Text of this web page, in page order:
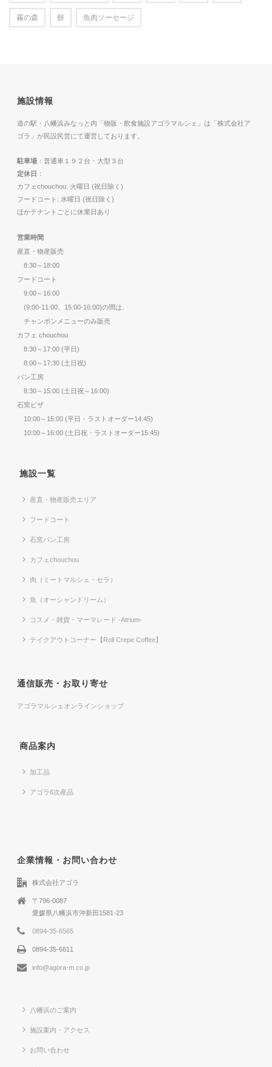
霧の森 餅 魚肉ソーセージ
施設情報
道の駅・八幡浜みなっと内「物販・飲食施設アゴラマルシェ」は「株式会社ア
ゴラ」が民設民営にて運営しております。
駐車場 ：普通車１９２台・大型３台
定休日 ：
カフェchouchou: 火曜日 (祝日除く)
フードコート: 水曜日 (祝日除く)
ほかテナントごとに休業日あり
営業時間
産直・物産販売
8:30～18:00
フードコート
9:00～16:00
(9:00-11:00、15:00-16:00)の間は、
チャンポンメニューのみ販売
カフェ chouchou
8:30～17:00 (平日)
8:00～17:30 (土日祝)
パン工房
8:30～15:00 (土日祝～16:00)
石窯ピザ
10:00～15:00 (平日・ラストオーダー14:45)
10:00～16:00 (土日祝・ラストオーダー15:45)
施設一覧
産直・物産販売エリア
フードコート
石窯パン工房
カフェchouchou
肉（ミートマルシェ・セラ）
魚（オーシャンドリーム）
コスメ・雑貨・マーマレード -Atrium-
テイクアウトコーナー【Roll Crepe Coffee】
通信販売・お取り寄せ
アゴラマルシェオンラインショップ
商品案内
加工品
アゴラ6次産品
企業情報・お問い合わせ
株式会社アゴラ
〒796-0087
愛媛県八幡浜市沖新田1581-23
0894-35-6565
0894-35-6611
info@agora-m.co.jp
八幡浜のご案内
施設案内・アクセス
お問い合わせ